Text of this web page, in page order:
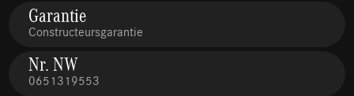
Garantie
Constructeursgarantie
Nr. NW
0651319553